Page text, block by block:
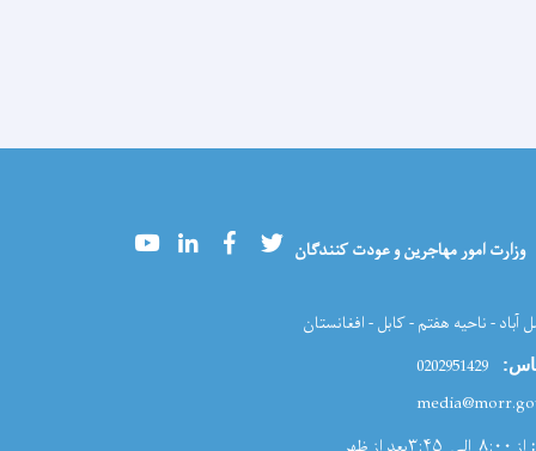
وزارت امور مهاجرین و عودت کنندگان YoutubeLinkedInFacebookTwitter
آباد - ناحیه هفتم - کابل - افغانستان